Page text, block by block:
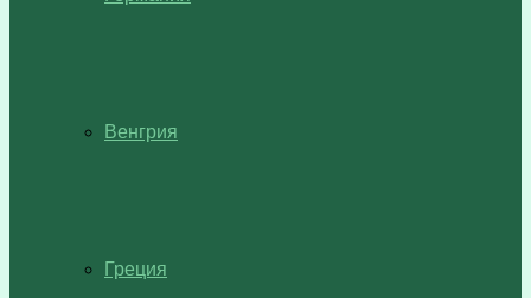
Венгрия
Греция